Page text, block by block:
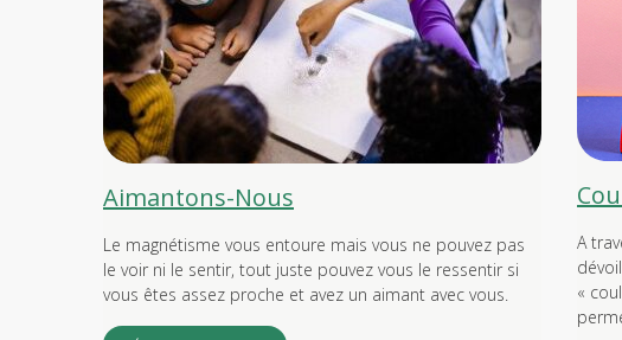
Aimantons-Nous
Le magnétisme vous entoure mais vous ne pouvez pas
le voir ni le sentir, tout juste pouvez vous le ressentir si
vous êtes assez proche et avez un aimant avec vous.
A
«